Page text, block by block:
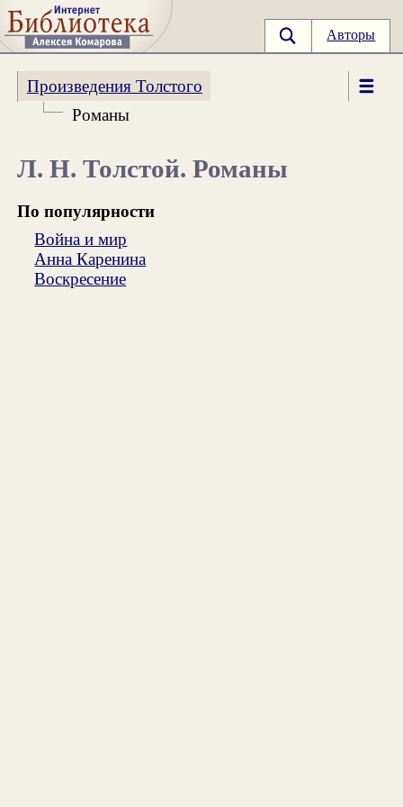
Авторы
Произведения Толстого
Романы
Л. Н. Толстой. Романы
По популярности
Война и мир
Анна Каренина
Воскресение